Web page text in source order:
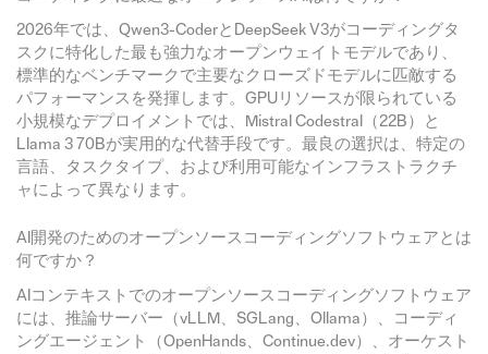
2026年では、Qwen3-CoderとDeepSeek V3がコーディングタ
スクに特化した最も強力なオープンウェイトモデルであり、
標準的なベンチマークで主要なクローズドモデルに匹敵する
パフォーマンスを発揮します。GPUリソースが限られている
小規模なデプロイメントでは、Mistral Codestral（22B）と
Llama 3 70Bが実用的な代替手段です。最良の選択は、特定の
言語、タスクタイプ、および利用可能なインフラストラクチ
ャによって異なります。
AI開発のためのオープンソースコーディングソフトウェアとは
何ですか？
AIコンテキストでのオープンソースコーディングソフトウェア
には、推論サーバー（vLLM、SGLang、Ollama）、コーディ
ングエージェント（OpenHands、Continue.dev）、オーケスト